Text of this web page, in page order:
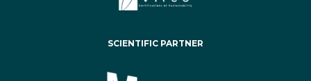
SCIENTIFIC PARTNER